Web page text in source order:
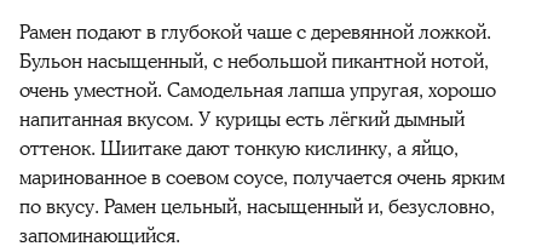
Рамен подают в глубокой чаше с деревянной ложкой.
Бульон насыщенный, с небольшой пикантной нотой,
очень уместной. Самодельная лапша упругая, хорошо
напитанная вкусом. У курицы есть лёгкий дымный
оттенок. Шиитаке дают тонкую кислинку, а яйцо,
маринованное в соевом соусе, получается очень ярким
по вкусу. Рамен цельный, насыщенный и, безусловно,
запоминающийся.